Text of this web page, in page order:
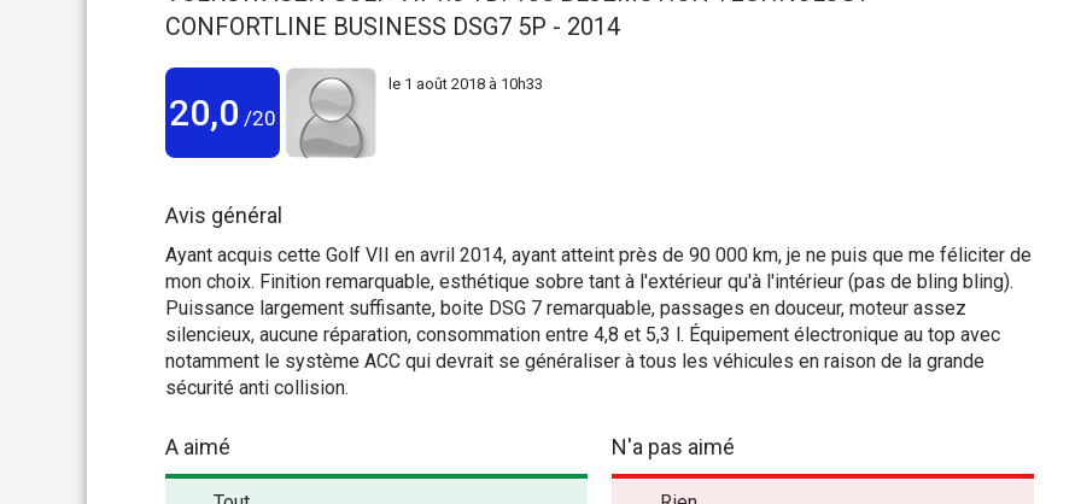
CONFORTLINE BUSINESS DSG7 5P - 2014
20,0 /20
le 1 août 2018 à 10h33
Avis général
Ayant acquis cette Golf VII en avril 2014, ayant atteint près de 90 000 km, je ne puis que me féliciter de
mon choix. Finition remarquable, esthétique sobre tant à l'extérieur qu'à l'intérieur (pas de bling bling).
Puissance largement suffisante, boite DSG 7 remarquable, passages en douceur, moteur assez
silencieux, aucune réparation, consommation entre 4,8 et 5,3 l. Équipement électronique au top avec
notamment le système ACC qui devrait se généraliser à tous les véhicules en raison de la grande
sécurité anti collision.
A aimé N'a pas aimé